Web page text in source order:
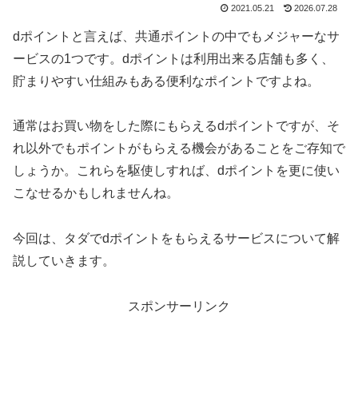
2021.05.21 2026.07.28
dポイントと言えば、共通ポイントの中でもメジャーなサ
ービスの1つです。dポイントは利用出来る店舗も多く、
貯まりやすい仕組みもある便利なポイントですよね。
通常はお買い物をした際にもらえるdポイントですが、そ
れ以外でもポイントがもらえる機会があることをご存知で
しょうか。これらを駆使しすれば、dポイントを更に使い
こなせるかもしれませんね。
今回は、タダでdポイントをもらえるサービスについて解
説していきます。
スポンサーリンク